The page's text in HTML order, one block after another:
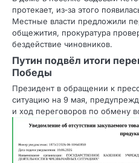
протекает, из‑за этого
Местные власти предложили
общежития, прокуратура
бездействие чиновников.
Путин подвёл итоги
Победы
Президент в обращении к
ситуацию на 9 мая,
и ход переговоров по обмену